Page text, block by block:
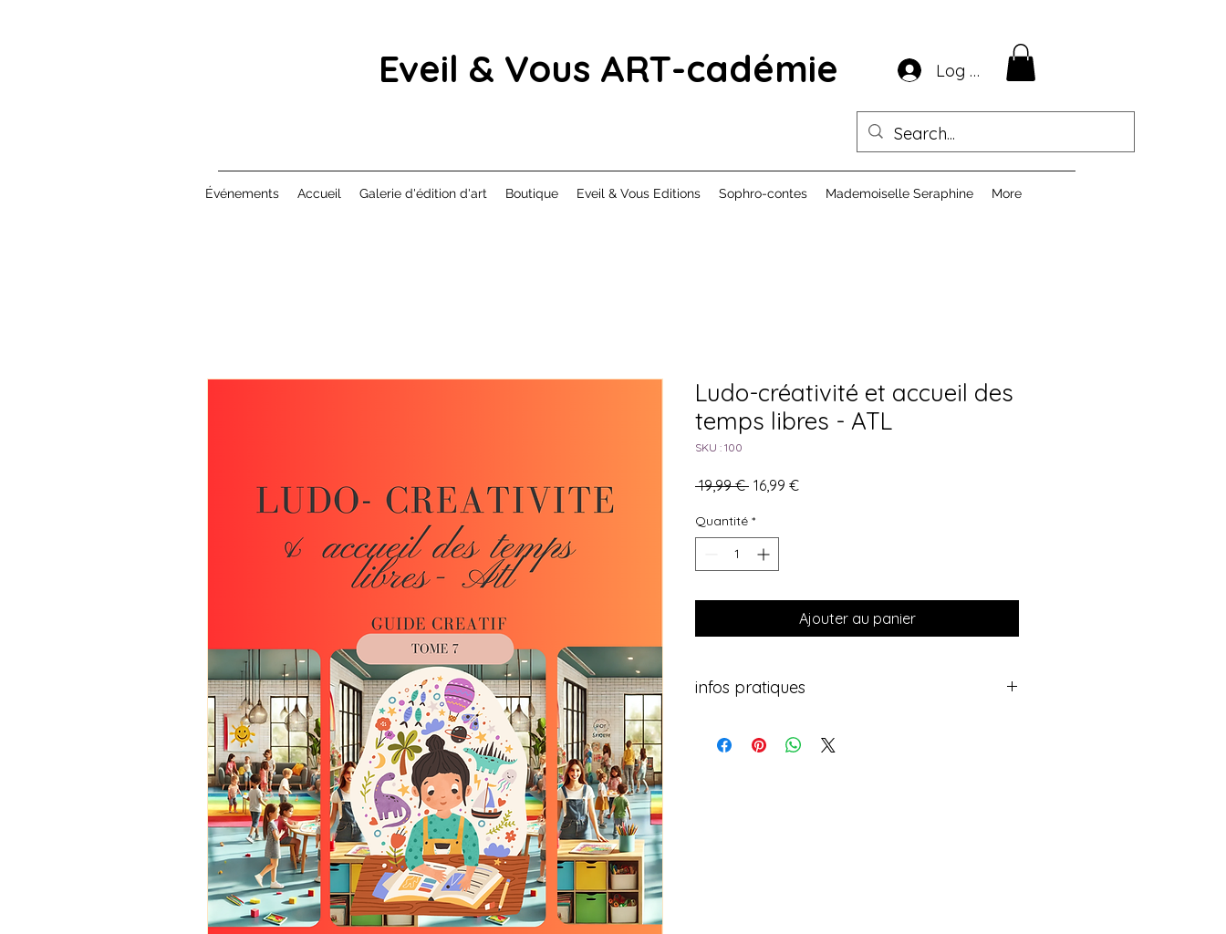
Eveil & Vous ART-cadémie Log In
Événements Accueil Galerie d'édition d'art Boutique Eveil & Vous Editions Sophro-contes Mademoiselle Seraphine More
Ludo-créativité et accueil des
temps libres - ATL
SKU : 100
19,99 € Prix
16,99 €Prix
Quantité *
Ajouter au panier
infos pratiques
170 PAGES